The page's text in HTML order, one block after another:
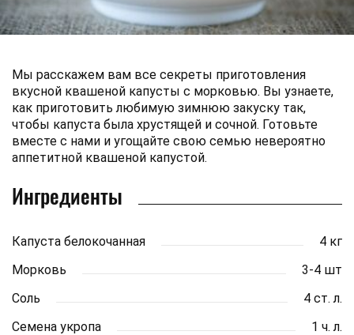
Мы расскажем вам все секреты приготовления
вкусной квашеной капусты с морковью. Вы узнаете,
как приготовить любимую зимнюю закуску так,
чтобы капуста была хрустящей и сочной. Готовьте
вместе с нами и угощайте свою семью невероятно
аппетитной квашеной капустой.
Ингредиенты
Капуста белокочанная
4 кг
Морковь
3-4 шт
Соль
4 ст. л.
Семена укропа
1 ч. л.